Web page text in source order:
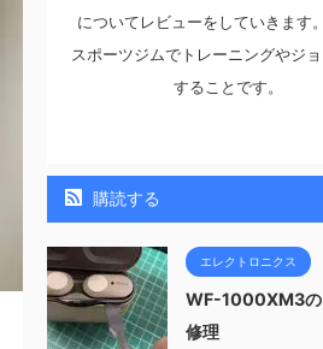
についてレビューをしていきます
スポーツジムでトレーニングやジ
することです。
購読する
エレクトロニクス
WF-1000XM3の
修理